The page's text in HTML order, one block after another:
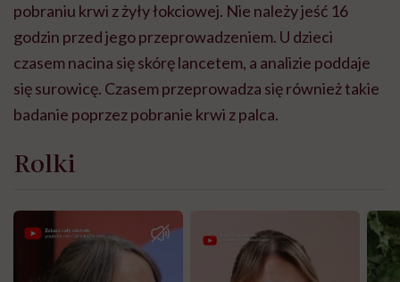
pobraniu krwi z żyły łokciowej. Nie należy jeść 16
godzin przed jego przeprowadzeniem. U dzieci
czasem nacina się skórę lancetem, a analizie poddaje
się surowicę. Czasem przeprowadza się również takie
badanie poprzez pobranie krwi z palca.
Rolki